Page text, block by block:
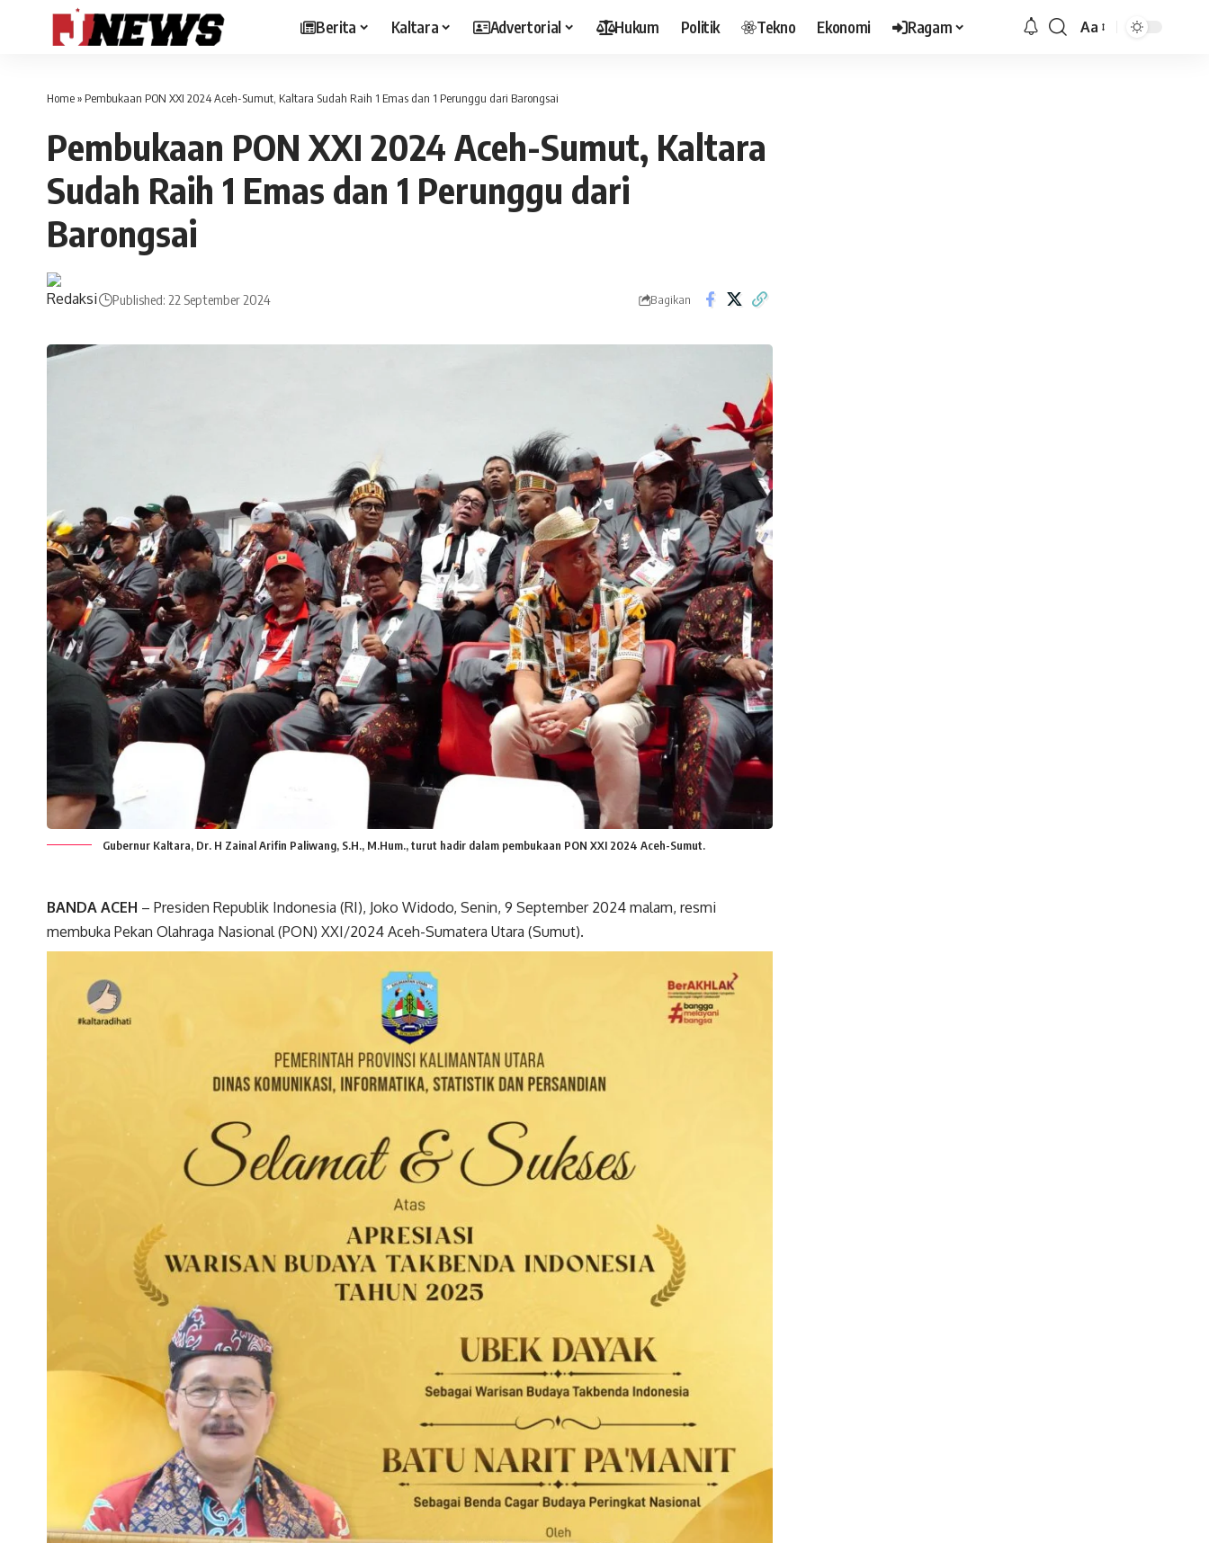
Berita Kaltara Advertorial Hukum Politik Tekno Ekonomi Ragam
Font
Aa
Home» Pembukaan PON XXI 2024 Aceh-Sumut, Kaltara Sudah Raih 1 Emas dan 1 Perunggu dari Barongsai
Pembukaan PON XXI 2024 Aceh-Sumut, Kaltara
Sudah Raih 1 Emas dan 1 Perunggu dari
Barongsai
Published: 22 September 2024 Bagikan
Gubernur Kaltara, Dr. H Zainal Arifin Paliwang, S.H., M.Hum., turut hadir dalam pembukaan PON XXI 2024 Aceh-Sumut.
BANDA ACEH – Presiden Republik Indonesia (RI), Joko Widodo, Senin, 9 September 2024 malam, resmi
membuka Pekan Olahraga Nasional (PON) XXI/2024 Aceh-Sumatera Utara (Sumut).